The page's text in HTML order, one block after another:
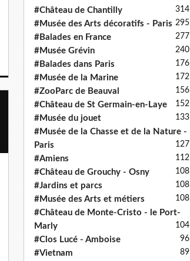
#Château de Chantilly 314
#Musée des Arts décoratifs - Paris 295
#Balades en France 277
#Musée Grévin 240
#Balades dans Paris 176
#Musée de la Marine 172
#ZooParc de Beauval 156
#Château de St Germain-en-Laye 152
#Musée du jouet 133
#Musée de la Chasse et de la Nature -
Paris
127
#Amiens 112
#Château de Grouchy - Osny 108
#Jardins et parcs 108
#Musée des Arts et métiers 108
#Château de Monte-Cristo - le Port-
Marly
104
#Clos Lucé - Amboise 96
#Vietnam 89